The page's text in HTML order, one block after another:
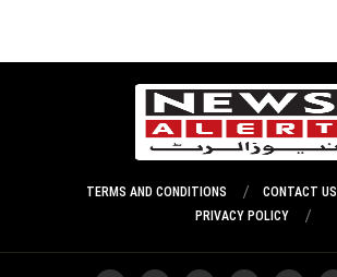
CONTACT US
TERMS AND CONDITIONS
PRIVACY POLICY